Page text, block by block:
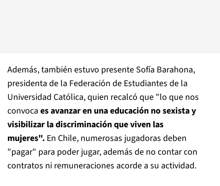
Además, también estuvo presente Sofía Barahona,
presidenta de la Federación de Estudiantes de la
Universidad Católica, quien recalcó que "lo que nos
convoca es avanzar en una educación no sexista y
visibilizar la discriminación que viven las
mujeres". En Chile, numerosas jugadoras deben
"pagar" para poder jugar, además de no contar con
contratos ni remuneraciones acorde a su actividad.